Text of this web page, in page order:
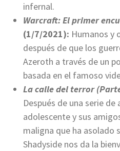
infernal.
Warcraft: El primer
(1/7/2021): Humanos y
después de que los
Azeroth a través de un
basada en el famoso
La calle del terror
Después de una serie
adolescente y sus
maligna que ha asolado
Shadyside nos da la